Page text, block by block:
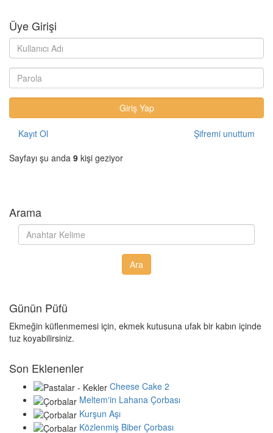
Üye Girişi
Kayıt Ol
Şifremi unuttum
Sayfayı şu anda 9 kişi geziyor
Arama
Günün Püfü
Ekmeğin küflenmemesi için, ekmek kutusuna ufak bir kabın içinde
tuz koyabilirsiniz.
Son Eklenenler
Cheese Cake 2
Meltem'in Lahana Çorbası
Kurşun Aşı
Közlenmiş Biber Çorbası